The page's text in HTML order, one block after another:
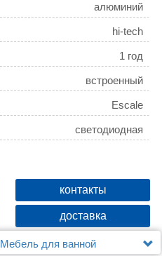
алюминий
hi-tech
1 год
встроенный
Escale
светодиодная
контакты
доставка
Мебель для ванной